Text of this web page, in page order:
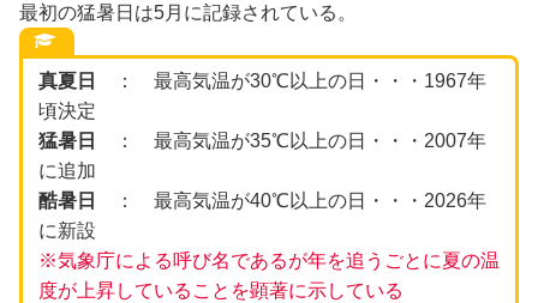
最初の猛暑日は5月に記録されている。
真夏日
： 最高気温が30℃以上の日・・・1967年
頃決定
猛暑日
： 最高気温が35℃以上の日・・・2007年
に追加
酷暑日
： 最高気温が40℃以上の日・・・2026年
に新設
※気象庁による呼び名であるが年を追うごとに夏の温
度が上昇していることを顕著に示している